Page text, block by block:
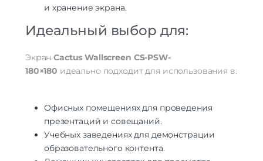
и хранение экрана.
Идеальный выбор для:
ЭкранCactus Wallscreen CS-PSW-
180×180 идеально подходит для использования в:
Офисных помещениях для проведения
презентаций и совещаний.
Учебных заведениях для демонстрации
образовательного контента.